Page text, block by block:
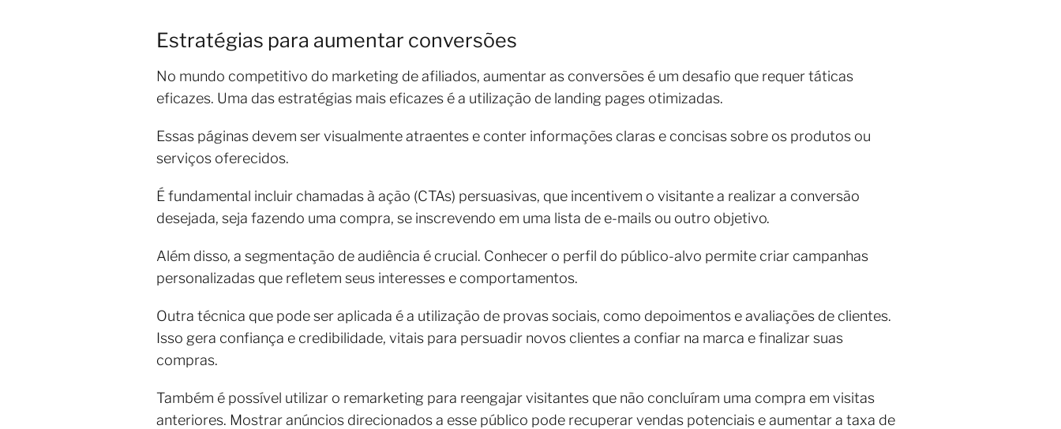
Estratégias para aumentar conversões
No mundo competitivo do marketing de afiliados, aumentar as conversões é um desafio que requer táticas
eficazes. Uma das estratégias mais eficazes é a utilização de landing pages otimizadas.
Essas páginas devem ser visualmente atraentes e conter informações claras e concisas sobre os produtos ou
serviços oferecidos.
É fundamental incluir chamadas à ação (CTAs) persuasivas, que incentivem o visitante a realizar a conversão
desejada, seja fazendo uma compra, se inscrevendo em uma lista de e-mails ou outro objetivo.
Além disso, a segmentação de audiência é crucial. Conhecer o perfil do público-alvo permite criar campanhas
personalizadas que refletem seus interesses e comportamentos.
Outra técnica que pode ser aplicada é a utilização de provas sociais, como depoimentos e avaliações de clientes.
Isso gera confiança e credibilidade, vitais para persuadir novos clientes a confiar na marca e finalizar suas
compras.
Também é possível utilizar o remarketing para reengajar visitantes que não concluíram uma compra em visitas
anteriores. Mostrar anúncios direcionados a esse público pode recuperar vendas potenciais e aumentar a taxa de